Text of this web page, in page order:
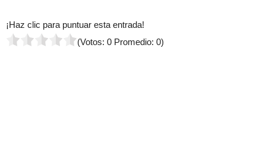
¡Haz clic para puntuar esta entrada!
(Votos: 0 Promedio: 0)